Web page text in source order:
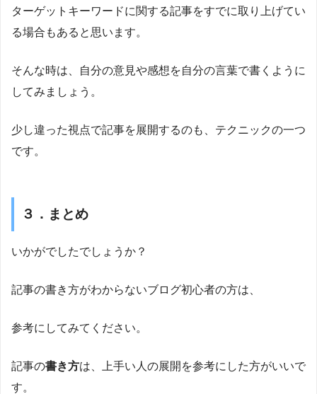
ターゲットキーワードに関する記事をすでに取り上げてい
る場合もあると思います。
そんな時は、自分の意見や感想を自分の言葉で書くように
してみましょう。
少し違った視点で記事を展開するのも、テクニックの一つ
です。
３．まとめ
いかがでしたでしょうか？
記事の書き方がわからないブログ初心者の方は、
参考にしてみてください。
記事の書き方は、上手い人の展開を参考にした方がいいで
す。